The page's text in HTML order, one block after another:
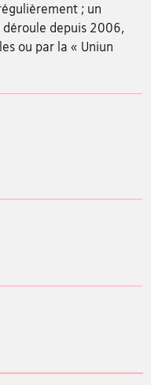
; un
depuis 2006,
ou par la « Uniun